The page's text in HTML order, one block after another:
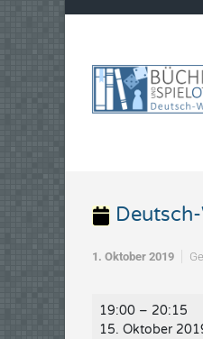
1. Oktober 2019
Deutsch-
Wagram
19:00 – 20:15
15. Oktober